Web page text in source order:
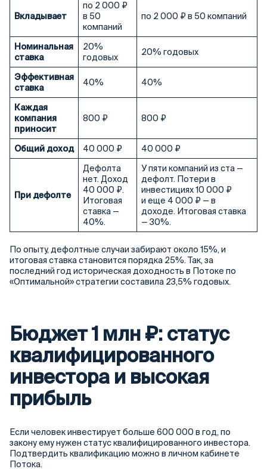
Вкладывает
по 2 000 ₽
в 50
компаний
по 2 000 ₽ в 50 компаний
Номинальная
ставка
20%
годовых
20% годовых
Эффективная
ставка
40% 40%
Каждая
компания
приносит
800 ₽ 800 ₽
Общий доход 40 000 ₽ 40 000 ₽
При дефолте
Дефолта
нет. Доход
40 000 ₽.
Итоговая
ставка —
40%.
У пяти компаний из ста —
дефолт. Потери в
инвестициях 10 000 ₽
и еще 4 000 ₽ — в
доходе. Итоговая ставка
— 30%.
По опыту, дефолтные случаи забирают около 15%, и
итоговая ставка становится порядка 25%. Так, за
последний год историческая доходность в Потоке по
«Оптимальной» стратегии составила 23,5% годовых.
Бюджет 1 млн ₽: статус
квалифицированного
инвестора и высокая
прибыль
Если человек инвестирует больше 600 000 в год, по
закону ему нужен статус квалифицированного инвестора.
Подтвердить квалификацию можно в личном кабинете
Потока.